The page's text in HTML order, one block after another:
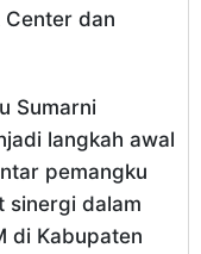
Center dan
Sumarni
langkah awal
pemangku
sinergi dalam
di Kabupaten